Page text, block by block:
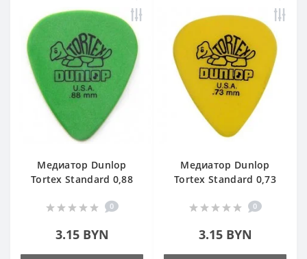
Медиатор Dunlop
Tortex Standard 0,88
0
3.15 BYN
Медиатор Dunlop
Tortex Standard 0,73
0
3.15 BYN